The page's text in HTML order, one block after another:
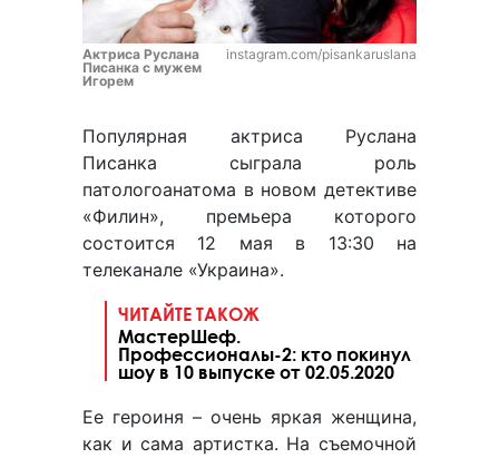
Актриса Руслана
Писанка с мужем
Игорем
instagram.com/pisankaruslana
Популярная актриса Руслана
Писанка сыграла роль
патологоанатома в новом детективе
«Филин», премьера которого
состоится 12 мая в 13:30 на
телеканале «Украина».
ЧИТАЙТЕ ТАКОЖ
МастерШеф.
Профессионалы-2: кто покинул
шоу в 10 выпуске от 02.05.2020
Ее героиня – очень яркая женщина,
как и сама артистка. На съемочной